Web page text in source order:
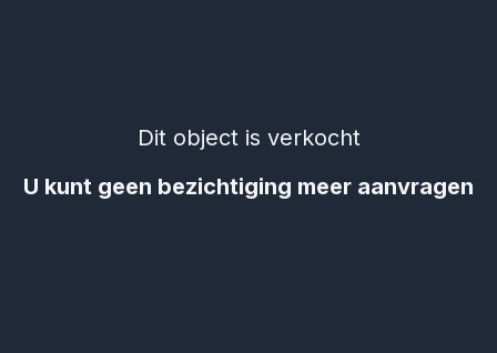
Dit object is verkocht
U kunt geen bezichtiging meer aanvragen